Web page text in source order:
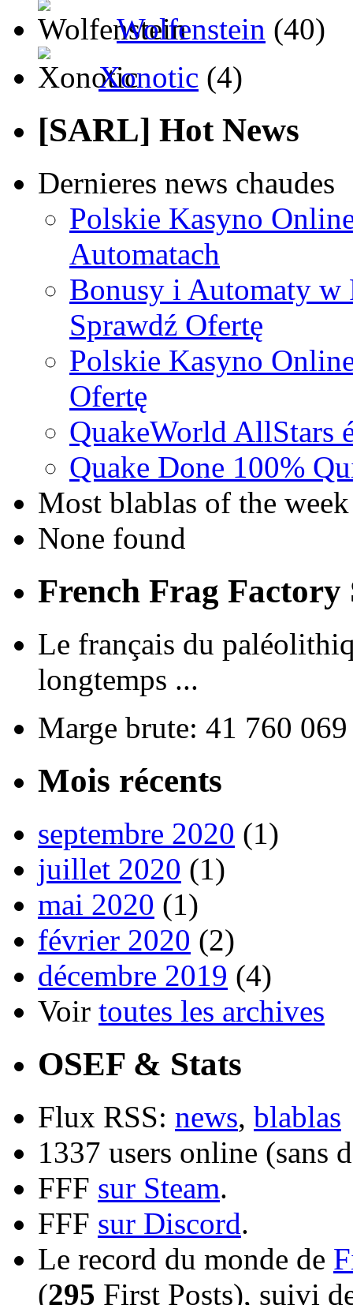
Wolfenstein (40)
Xonotic (4)
[SARL] Hot News
Dernieres news chaudes
Polskie Kasyno
Automatach
Bonusy i Automaty w
Sprawdź Ofertę
Polskie Kasyno
Ofertę
QuakeWorld AllStars
Quake Done 100%
Most blablas of the week
None found
French Frag Factory
Le français du
longtemps ...
Marge brute: 41 760
Mois récents
septembre 2020 (1)
juillet 2020 (1)
mai 2020 (1)
février 2020 (2)
décembre 2019 (4)
Voir toutes les archives
OSEF & Stats
Flux RSS: news, blablas
1337 users online (sans
FFF sur Steam.
FFF sur Discord.
Le record du monde de
(295 First Posts), suivi